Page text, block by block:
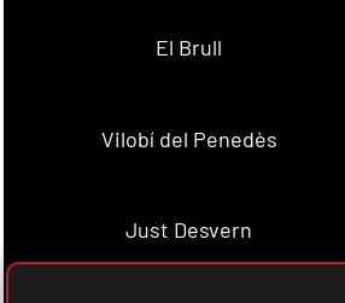
El Brull
Vilobí del Penedès
Just Desvern